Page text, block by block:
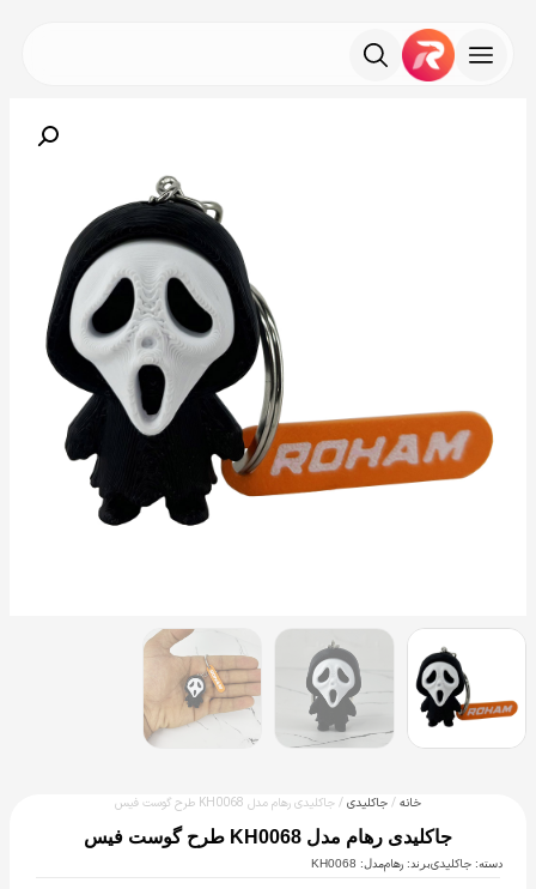
خانه / جاکلیدی / جاکلیدی رهام مدل KH0068 طرح گوست فیس
جاکلیدی رهام مدل KH0068 طرح گوست فیس
دسته: جاکلیدیبرند: رهاممدل: KH0068